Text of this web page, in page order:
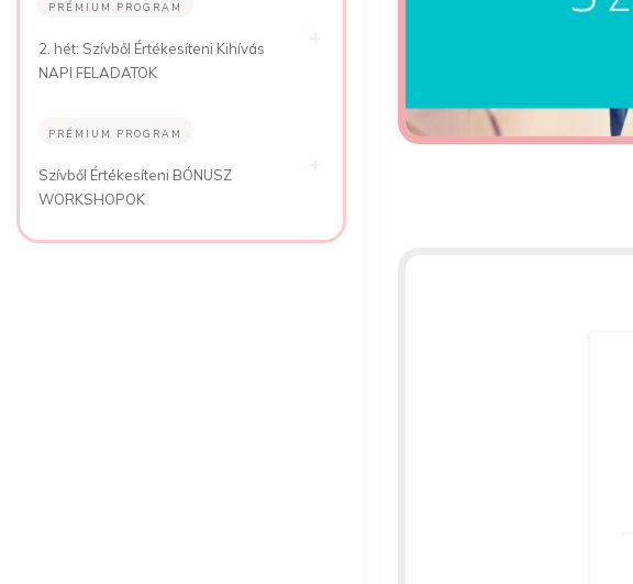
PRÉMIUM PROGRAM
2. hét: Szívből Értékesíteni Kihívás
NAPI FELADATOK
PRÉMIUM PROGRAM
Szívből Értékesíteni BÓNUSZ
WORKSHOPOK